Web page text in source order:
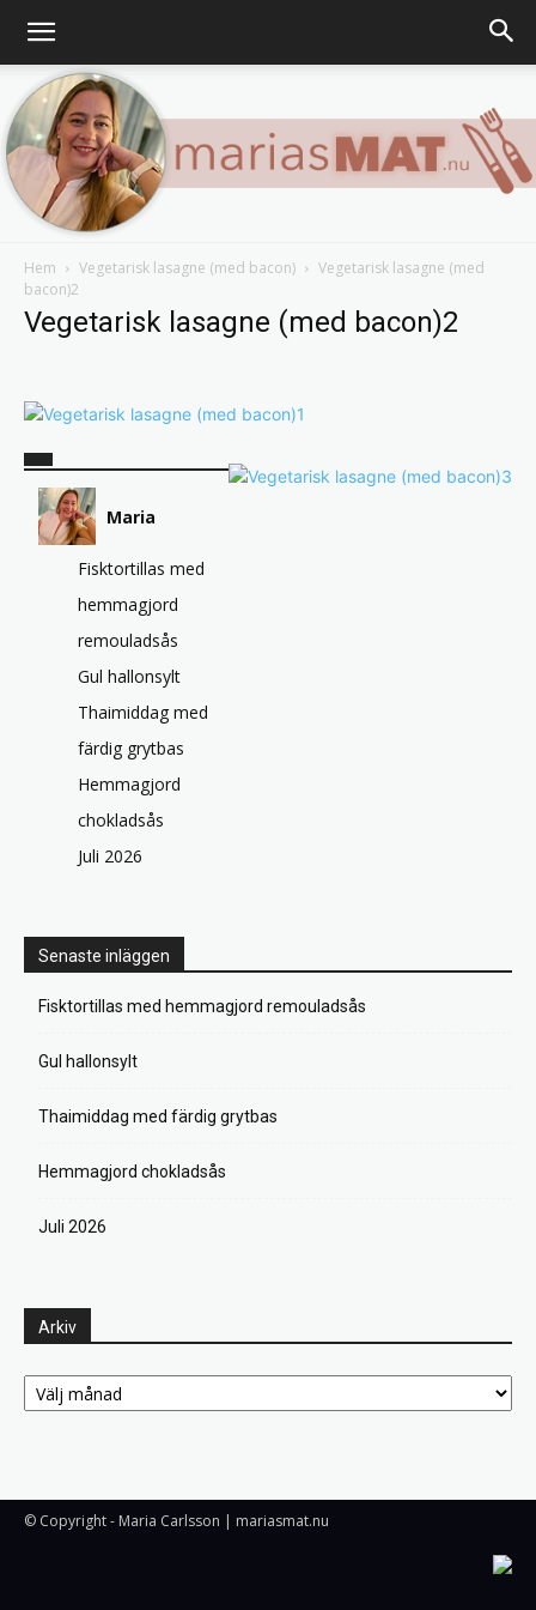
Hem Vegetarisk lasagne (med bacon)
Vegetarisk lasagne (med
bacon)2
Vegetarisk lasagne (med bacon)2
Maria
Fisktortillas med
hemmagjord
remouladsås
Gul hallonsylt
Thaimiddag med
färdig grytbas
Hemmagjord
chokladsås
Juli 2026
Senaste inläggen
Fisktortillas med hemmagjord remouladsås
Gul hallonsylt
Thaimiddag med färdig grytbas
Hemmagjord chokladsås
Juli 2026
Arkiv
Arkiv
© Copyright - Maria Carlsson | mariasmat.nu